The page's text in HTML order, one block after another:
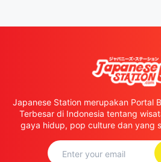
Japanese Station merupakan Portal
Terbesar di Indonesia tentang
gaya hidup, pop culture dan yang